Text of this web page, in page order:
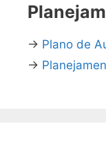
→ Plano de
→